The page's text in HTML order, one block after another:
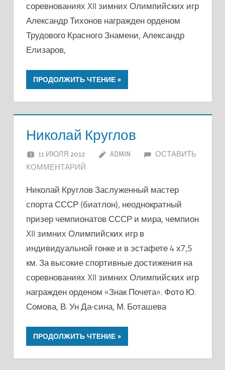
соревнованиях XII зимних Олимпийских игр
Александр Тихонов награжден орденом
Трудового Красного Знамени, Александр
Елизаров,
ПРОДОЛЖИТЬ ЧТЕНИЕ
Николай Круглов
11 ИЮЛЯ 2012 ADMIN
ОСТАВИТЬ
КОММЕНТАРИЙ
Николай Круглов Заслуженный мастер
спорта СССР (биатлон), неоднократный
призер чемпионатов СССР и мира, чемпион
XII зимних Олимпийских игр в
индивидуальной гонке и в эстафете 4 х7,5
км. За высокие спортивные достижения на
соревнованиях XII зимних Олимпийских игр
награжден орденом «Знак Почета». Фото Ю.
Сомова, В. Ун Да-сина, М. Боташева
ПРОДОЛЖИТЬ ЧТЕНИЕ